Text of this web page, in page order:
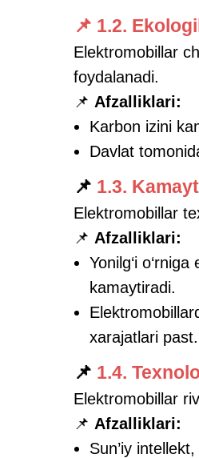
📌 1.2.
Elektromobillar
foydalanadi.
📌 Afzalliklari:
Karbon izini
Davlat
📌 1.3.
Elektromobillar
📌 Afzalliklari:
Yonilg‘i
kamaytiradi.
xarajatlari past.
📌 1.4.
Elektromobillar
📌 Afzalliklari:
Sun’iy